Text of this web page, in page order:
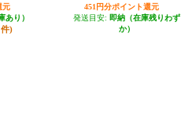
元
あり）
)
451円分ポイント還元
発送目安: 即納（在庫残りわず
か）